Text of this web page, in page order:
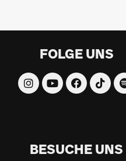
FOLGE UNS
BESUCHE UNS